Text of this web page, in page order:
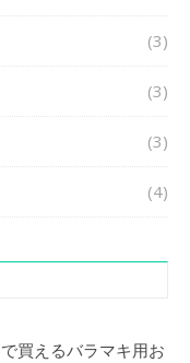
(3)
(3)
(3)
(4)
買えるバラマキ用お